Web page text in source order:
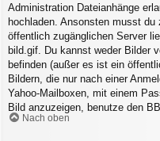
Administration Dateianhänge
hochladen. Ansonsten musst
öffentlich zugänglichen Server
bild.gif. Du kannst weder Bilder
befinden (außer es ist ein
Bildern, die nur nach einer
Yahoo-Mailboxen, mit einem
Bild anzuzeigen, benutze den
Nach oben